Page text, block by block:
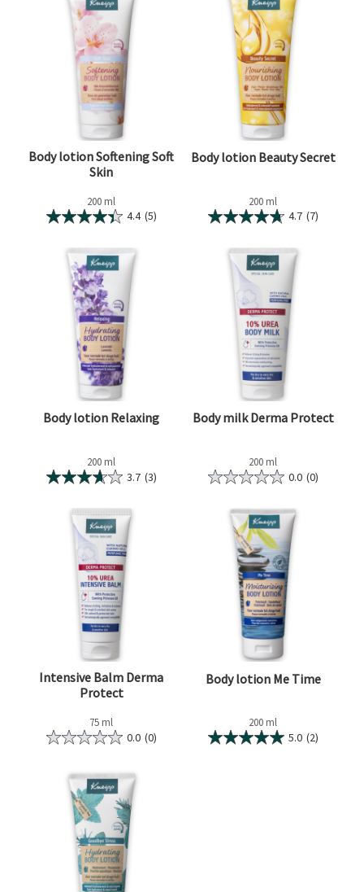
Body lotion Softening Soft
Skin
200 ml
4.4 (5)
Body lotion Beauty Secret
200 ml
4.7 (7)
Body lotion Relaxing
200 ml
3.7 (3)
Body milk Derma Protect
200 ml
0.0 (0)
Intensive Balm Derma
Protect
75 ml
0.0 (0)
Body lotion Me Time
200 ml
5.0 (2)